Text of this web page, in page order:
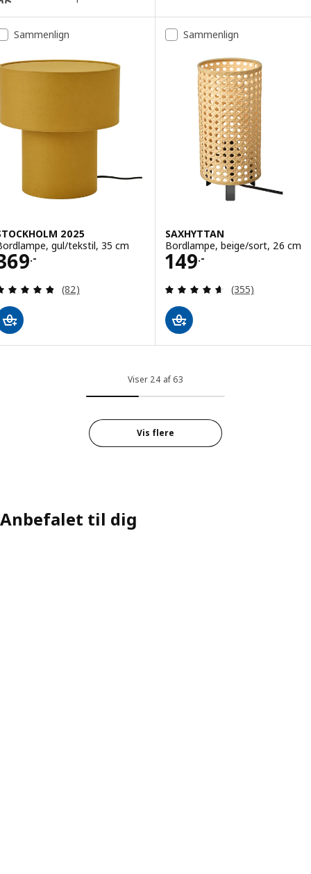
Sammenlign
2025
gul/tekstil, 35 cm
.-
369.-
Anmeld: 4.8 ud af 5 Stjerner. Anmeldelser i alt:
(82)
Sammenlign
SAXHYTTAN
Bordlampe, beige/sort, 26 cm
149.-
Pris 149.-
Anmeld: 4.6 ud
(355)
Viser 24 af 63
Vis flere
Anbefalet til dig